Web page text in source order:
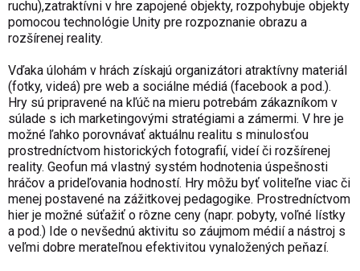
ruchu),zatraktívni v hre zapojené objekty, rozpohybuje objekty
pomocou technológie Unity pre rozpoznanie obrazu a
rozšírenej reality.
Vďaka úlohám v hrách získajú organizátori atraktívny materiál
(fotky, videá) pre web a sociálne médiá (facebook a pod.).
Hry sú pripravené na kľúč na mieru potrebám zákazníkom v
súlade s ich marketingovými stratégiami a zámermi. V hre je
možné ľahko porovnávať aktuálnu realitu s minulosťou
prostredníctvom historických fotografií, videí či rozšírenej
reality. Geofun má vlastný systém hodnotenia úspešnosti
hráčov a prideľovania hodností. Hry môžu byť voliteľne viac či
menej postavené na zážitkovej pedagogike. Prostredníctvom
hier je možné súťažiť o rôzne ceny (napr. pobyty, voľné lístky
a pod.) Ide o nevšednú aktivitu so záujmom médií a nástroj s
veľmi dobre merateľnou efektivitou vynaložených peňazí.